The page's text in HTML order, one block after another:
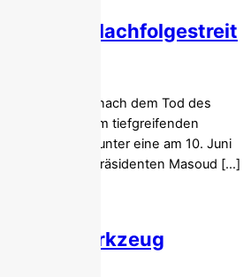
und Nachfolgestreit
befindet sich nach dem Tod des
in einem tiefgreifenden
Medien, darunter eine am 10. Juni
des Regimepräsidenten Masoud […]
als Werkzeug